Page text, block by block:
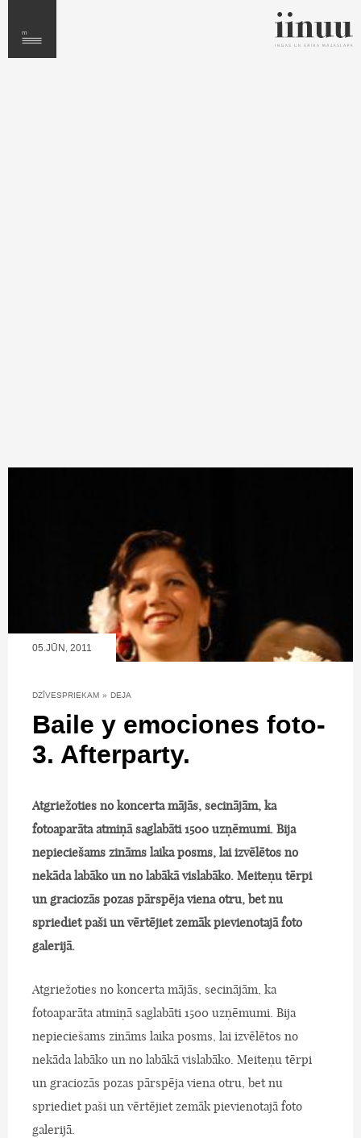
05.JŪN, 2011
DZĪVESPRIEKAM » DEJA
Baile y emociones foto-
3. Afterparty.
Atgriežoties no koncerta mājās, secinājām, ka
fotoaparāta atmiņā saglabāti 1500 uzņēmumi. Bija
nepieciešams zināms laika posms, lai izvēlētos no
nekāda labāko un no labākā vislabāko. Meiteņu tērpi
un graciozās pozas pārspēja viena otru, bet nu
spriediet paši un vērtējiet zemāk pievienotajā foto
galerijā.
Atgriežoties no koncerta mājās, secinājām, ka
fotoaparāta atmiņā saglabāti 1500 uzņēmumi. Bija
nepieciešams zināms laika posms, lai izvēlētos no
nekāda labāko un no labākā vislabāko. Meiteņu tērpi
un graciozās pozas pārspēja viena otru, bet nu
spriediet paši un vērtējiet zemāk pievienotajā foto
galerijā.